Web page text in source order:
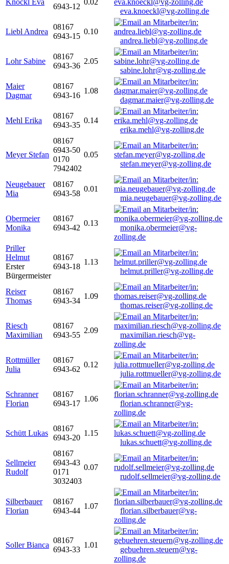
Knöckl Eva
6943-12
0.02
eva.knoeckl@vg-zolling.de
Liebl Andrea
08167
6943-15
0.10
andrea.liebl@vg-zolling.de
Lohr Sabine
08167
6943-36
2.05
sabine.lohr@vg-zolling.de
Maier
Dagmar
08167
6943-16
1.08
dagmar.maier@vg-zolling.de
Mehl Erika
08167
6943-35
0.14
erika.mehl@vg-zolling.de
Meyer Stefan
08167
6943-50
0170
7942402
0.05
stefan.meyer@vg-zolling.de
Neugebauer
Mia
08167
6943-58
0.01
mia.neugebauer@vg-zolling.de
Obermeier
Monika
08167
6943-42
0.13
monika.obermeier@vg-
zolling.de
Priller
Helmut
Erster
Bürgermeister
08167
6943-18
1.13
helmut.priller@vg-zolling.de
Reiser
Thomas
08167
6943-34
1.09
thomas.reiser@vg-zolling.de
Riesch
Maximilian
08167
6943-55
2.09
maximilian.riesch@vg-
zolling.de
Rottmüller
Julia
08167
6943-62
0.12
julia.rottmueller@vg-zolling.de
Schranner
Florian
08167
6943-17
1.06
florian.schranner@vg-
zolling.de
Schütt Lukas
08167
6943-20
1.15
lukas.schuett@vg-zolling.de
Sellmeier
Rudolf
08167
6943-43
0171
3032403
0.07
rudolf.sellmeier@vg-zolling.de
Silberbauer
Florian
08167
6943-44
1.07
florian.silberbauer@vg-
zolling.de
Soller Bianca
08167
6943-33
1.01
gebuehren.steuern@vg-
zolling.de